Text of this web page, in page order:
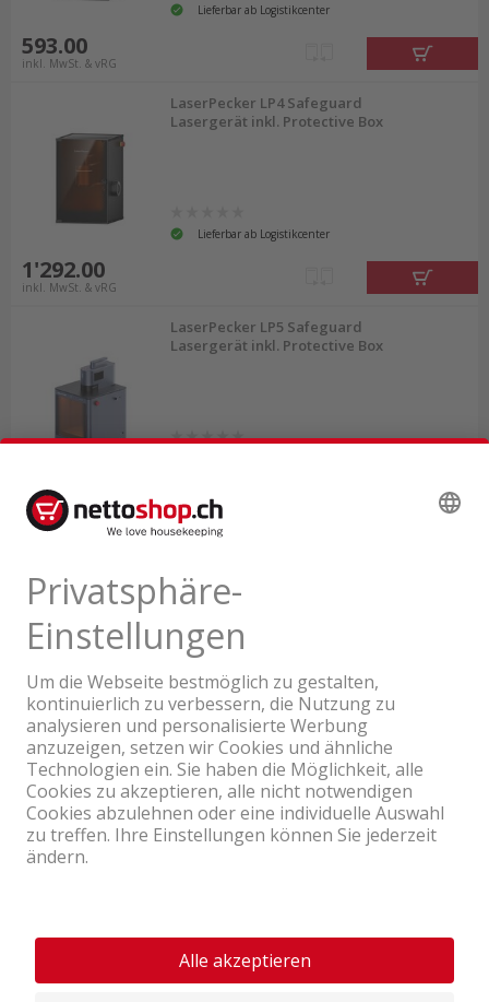
Lieferbar ab Logistikcenter
593.00
inkl. MwSt. & vRG
LaserPecker LP4 Safeguard
Lasergerät inkl. Protective Box
Lieferbar ab Logistikcenter
1'292.00
inkl. MwSt. & vRG
LaserPecker LP5 Safeguard
Lasergerät inkl. Protective Box
3'031.00
inkl. MwSt. & vRG
Ein Unternehmen der Coop Gruppe